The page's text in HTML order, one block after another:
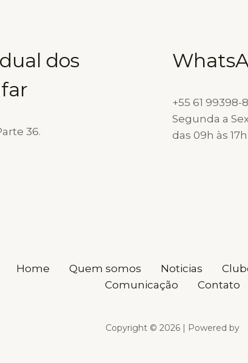
dos
36.
+55 61 99398-
Segunda a
das 09h às 17h
Home Quem somos Noticias
Comunicação
Contato
Copyright © 2026 | Powered by